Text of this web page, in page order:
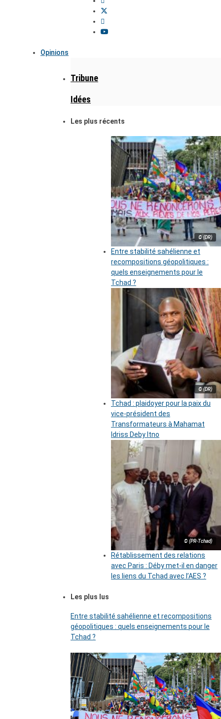
Opinions
Tribune
Idées
Les plus récents
© (DR)
Entre stabilité sahélienne et
recompositions géopolitiques :
quels enseignements pour le
Tchad ?
© (DR)
Tchad : plaidoyer pour la paix du
vice-président des
Transformateurs à Mahamat
Idriss Deby Itno
© (PR-Tchad)
Rétablissement des relations
avec Paris : Déby met-il en danger
les liens du Tchad avec l’AES ?
Les plus lus
Entre stabilité sahélienne et recompositions
géopolitiques : quels enseignements pour le
Tchad ?